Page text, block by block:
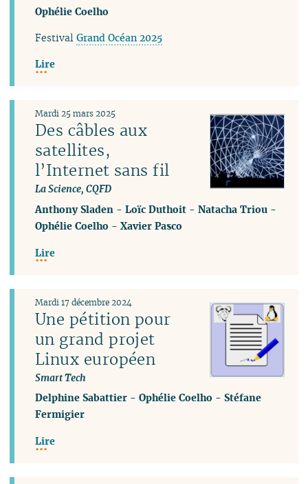
Ophélie Coelho
FestivalGrand Océan 2025
Lire
Des câbles aux
satellites,
l’Internet sans fil
La Science, CQFD
Mardi 25 mars 2025
Anthony Sladen -Loïc Duthoit -Natacha Triou -
Ophélie Coelho -Xavier Pasco
Lire
Une pétition pour
un grand projet
Linux européen
Smart Tech
Mardi 17 décembre 2024
Delphine Sabattier -Ophélie Coelho -Stéfane
Fermigier
Lire